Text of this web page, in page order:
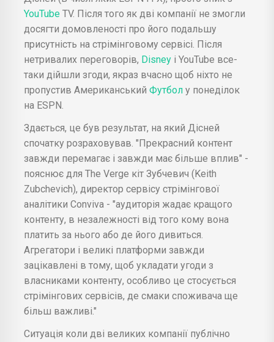
YouTube TV. Після того як дві компанії не змогли
досягти домовленості про його подальшу
присутність на стрімінговому сервісі. Після
нетривалих переговорів, Disney і YouTube все-
таки дійшли згоди, якраз вчасно щоб ніхто не
пропустив Американський Футбол у понеділок
на ESPN.
Здається, це був результат, на який Дісней
спочатку розраховував. "Прекрасний контент
завжди перемагає і завжди має більше вплив" -
пояснює для The Verge кіт Зубчевич (Keith
Zubchevich), директор сервісу стрімінгової
аналітики Conviva - "аудиторія жадає кращого
контенту, в незалежності від того кому вона
платить за нього або де його дивиться.
Агрегатори і великі платформи завжди
зацікавлені в тому, щоб укладати угоди з
власниками контенту, особливо це стосується
стрімінгових сервісів, де смаки споживача ще
більш важливі."
Ситуація коли дві великих компанії публічно